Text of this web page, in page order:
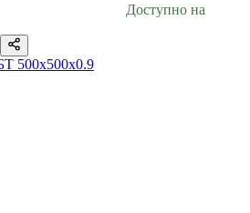
Доступно на